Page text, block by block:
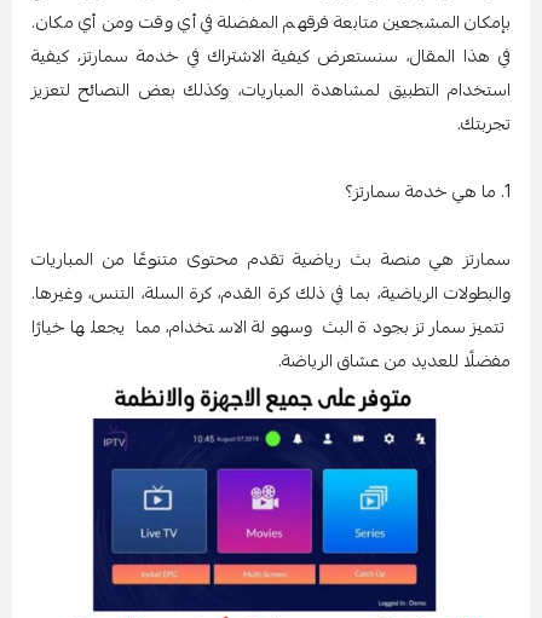
بإمكان المشجعين متابعة فرقهم المفضلة في أي وقت ومن أي مكان.
في هذا المقال، سنستعرض كيفية الاشتراك في خدمة سمارتز، كيفية
استخدام التطبيق لمشاهدة المباريات، وكذلك بعض النصائح لتعزيز
تجربتك.
1. ما هي خدمة سمارتز؟
سمارتز هي منصة بث رياضية تقدم محتوى متنوعًا من المباريات
والبطولات الرياضية، بما في ذلك كرة القدم، كرة السلة، التنس، وغيرها.
تتميز سمارتز بجودة البث وسهولة الاستخدام، مما يجعلها خيارًا
مفضلًا للعديد من عشاق الرياضة.